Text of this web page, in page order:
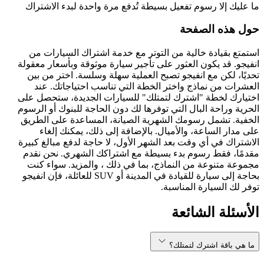
ما عليك إلا رسوم تفعيل بسيطة تُدفع مرة واحدة لبدء الاشتراك
حول هذه الصفحة
استمتع بقيادة خالية من التوتر مع خدمة اشتراك السيارات من
انفيجو. قد يكون العثور على تأجير سيارة موثوقة وبأسعار معقولة
تحديًا، لكن مع انفيجو تصبح العملية سهلة وسلسة. اختر من بين
العشرات من نماذج واختر الخطة التي تناسب احتياجاتك. عند
اختيارك لخطة "اشترك لتمتلك" للسيارات الجديدة، ستحصل على
الحرية وراحة البال التي توفرها لك دون الحاجة للبنوك أو الرسوم
الخفية. تشمل رسومك الشهرية الصيانة، المساعدة على الطريق
على مدار الساعة، والأميال. بالإضافة إلى ذلك، يمكنك إلغاء
الاشتراك في أي وقت بعد الشهر الأول، لا حاجة لدفع مبالغ كبيرة
مقدمًا، فقط رسوم بدء بسيطة مع اشتراكك الشهري. نحن نقدم
مجموعة متنوعة من النماذج، بما في ذلك ، والمزيد. سواء كنت
بحاجة إلى سيارة للقيادة في المدينة أو SUV للعائلة، فإن انفيجو
توفر لك السيارة المناسبة.
الأسئلة الشائعة
ما هي باقة اشترك لتمتلك؟